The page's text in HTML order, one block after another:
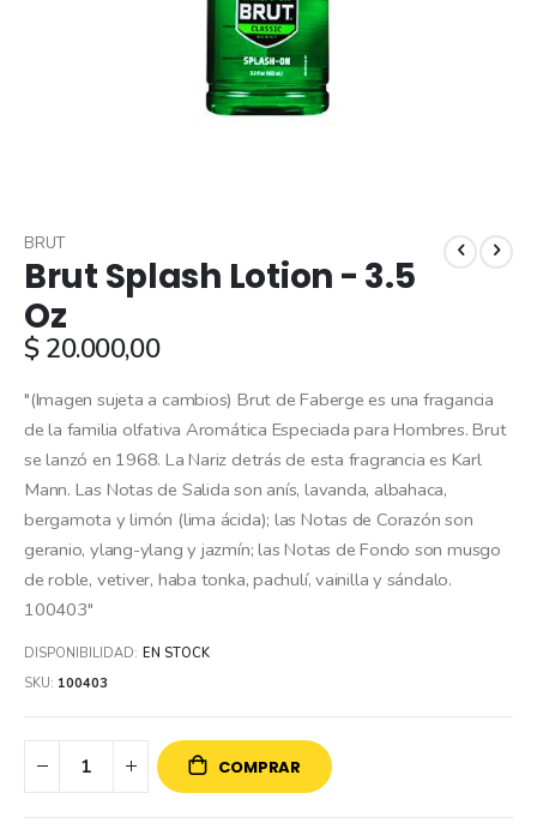
to
the
beginning
of
the
gallery
Brut Splash Lotion - 3.5
Oz
BRUT
$ 20.000,00
"(Imagen sujeta a cambios) Brut de Faberge es una fragancia
de la familia olfativa Aromática Especiada para Hombres. Brut
se lanzó en 1968. La Nariz detrás de esta fragrancia es Karl
Mann. Las Notas de Salida son anís, lavanda, albahaca,
bergamota y limón (lima ácida); las Notas de Corazón son
geranio, ylang-ylang y jazmín; las Notas de Fondo son musgo
de roble, vetiver, haba tonka, pachulí, vainilla y sándalo.
100403"
DISPONIBILIDAD: EN STOCK
SKU 100403
COMPRAR